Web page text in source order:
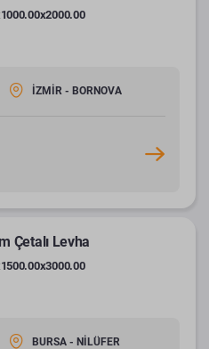
İZMİR - BORNOVA
Çetalı Levha
BURSA - NİLÜFER